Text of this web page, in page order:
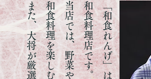
和食料理店です。